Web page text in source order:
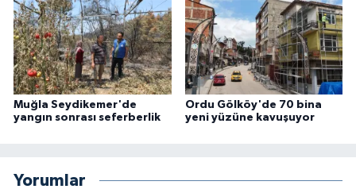
Muğla Seydikemer'de
yangın sonrası seferberlik
Ordu Gölköy'de 70 bina
yeni yüzüne kavuşuyor
Yorumlar